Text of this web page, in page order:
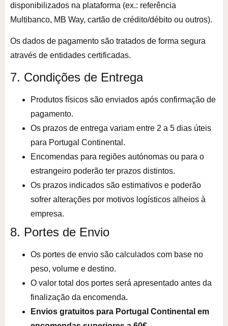
disponibilizados na plataforma (ex.: referência
Multibanco, MB Way, cartão de crédito/débito ou outros).
Os dados de pagamento são tratados de forma segura
através de entidades certificadas.
7. Condições de Entrega
Produtos físicos são enviados após confirmação de
pagamento.
Os prazos de entrega variam entre 2 a 5 dias úteis
para Portugal Continental.
Encomendas para regiões autónomas ou para o
estrangeiro poderão ter prazos distintos.
Os prazos indicados são estimativos e poderão
sofrer alterações por motivos logísticos alheios à
empresa.
8. Portes de Envio
Os portes de envio são calculados com base no
peso, volume e destino.
O valor total dos portes será apresentado antes da
finalização da encomenda.
Envios gratuitos para Portugal Continental em